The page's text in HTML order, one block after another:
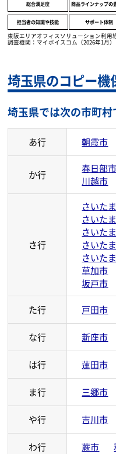
総合満足度 商品ラインナップの
担当者の知識や技能 サポート体制
東阪エリアオフィスソリューション利用
調査機関：マイボイスコム（2026年1月）
埼玉県のコピー機
埼玉県では次の市町村
あ行 朝霞市
か行
春日部市
川越市
さ行
さいた
さいた
さいた
さいた
さいた
草加市
坂戸市
た行 戸田市
な行 新座市
は行 蓮田市
ま行 三郷市
や行 吉川市
わ行 蕨市